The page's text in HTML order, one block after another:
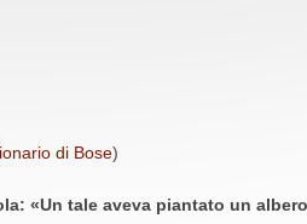
di Bose)
«Un tale aveva piantato un